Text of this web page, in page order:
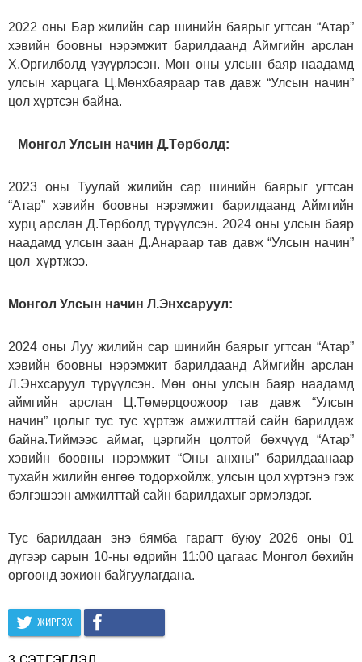
2022 оны Бар жилийн сар шинийн баярыг угтсан “Атар”
хэвийн боовны нэрэмжит барилдаанд Аймгийн арслан
Х.Оргилболд үзүүрлэсэн. Мөн оны улсын баяр наадамд
улсын харцага Ц.Мөнхбаяраар тав давж “Улсын начин”
цол хүртсэн байна.
Монгол Улсын начин Д.Төрболд:
2023 оны Туулай жилийн сар шинийн баярыг угтсан
“Атар” хэвийн боовны нэрэмжит барилдаанд Аймгийн
хурц арслан Д.Төрболд түрүүлсэн. 2024 оны улсын баяр
наадамд улсын заан Д.Анараар тав давж “Улсын начин”
цол хүртжээ.
Монгол Улсын начин Л.Энхсаруул:
2024 оны Луу жилийн сар шинийн баярыг угтсан “Атар”
хэвийн боовны нэрэмжит барилдаанд Аймгийн арслан
Л.Энхсаруул түрүүлсэн. Мөн оны улсын баяр наадамд
аймгийн арслан Ц.Төмөрцоожоор тав давж “Улсын
начин” цолыг тус тус хүртэж амжилттай сайн барилдаж
байна.Тиймээс аймаг, цэргийн цолтой бөхчүүд “Атар”
хэвийн боовны нэрэмжит “Оны анхны” барилдаанаар
тухайн жилийн өнгөө тодорхойлж, улсын цол хүртэнэ гэж
бэлгэшээн амжилттай сайн барилдахыг эрмэлздэг.
Тус барилдаан энэ бямба гарагт буюу 2026 оны 01
дүгээр сарын 10-ны өдрийн 11:00 цагаас Монгол бөхийн
өргөөнд зохион байгуулагдана.
ЖИРГЭХ